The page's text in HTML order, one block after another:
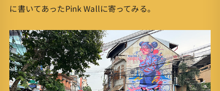
に書いてあったPink Wallに寄ってみる。